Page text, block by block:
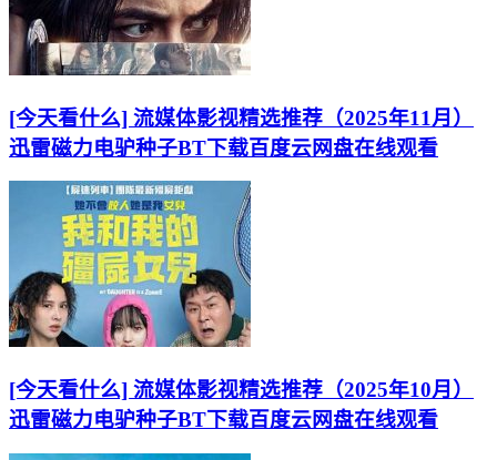
[今天看什么] 流媒体影视精选推荐（2025年11月）
迅雷磁力电驴种子BT下载百度云网盘在线观看
[今天看什么] 流媒体影视精选推荐（2025年10月）
迅雷磁力电驴种子BT下载百度云网盘在线观看